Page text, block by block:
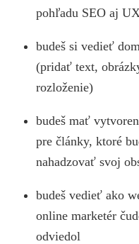
pohľadu SEO aj UX
budeš si vedieť
(pridať text,
rozloženie)
budeš mať
pre články, ktoré
nahadzovať svoj
budeš vedieť ako
online marketér
odviedol